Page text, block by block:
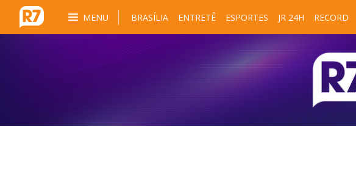
MENU BRASÍLIA ENTRETÊ ESPORTES JR 24H RECORD